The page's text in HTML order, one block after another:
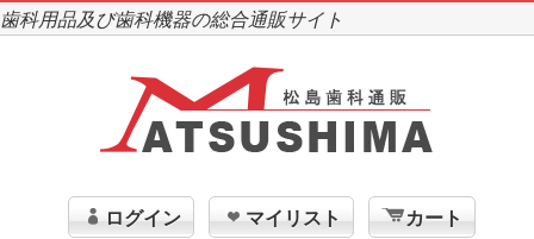
歯科用品及び歯科機器の総合通販サイト
ログイン マイリスト カート